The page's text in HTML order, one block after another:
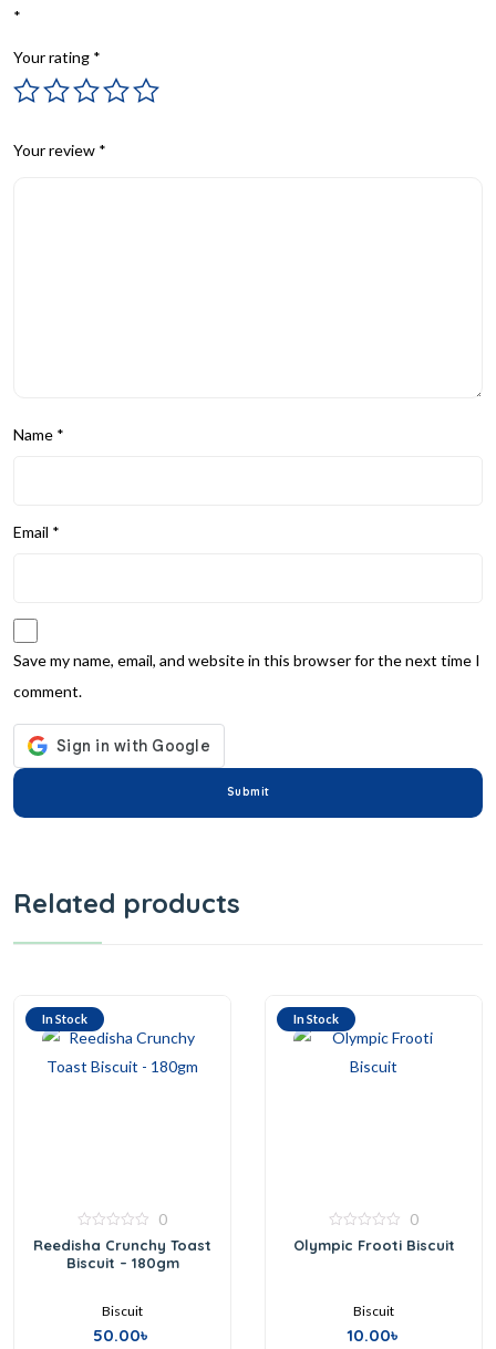
*
Your rating *
Your review *
Name *
Email *
Save my name, email, and website in this browser for the next time I
comment.
Related products
In Stock
0
out
of
0
Reedisha Crunchy Toast
Biscuit – 180gm
Biscuit
50.00৳
In Stock
out
0
Olympic Frooti Biscuit
Biscuit
10.00৳